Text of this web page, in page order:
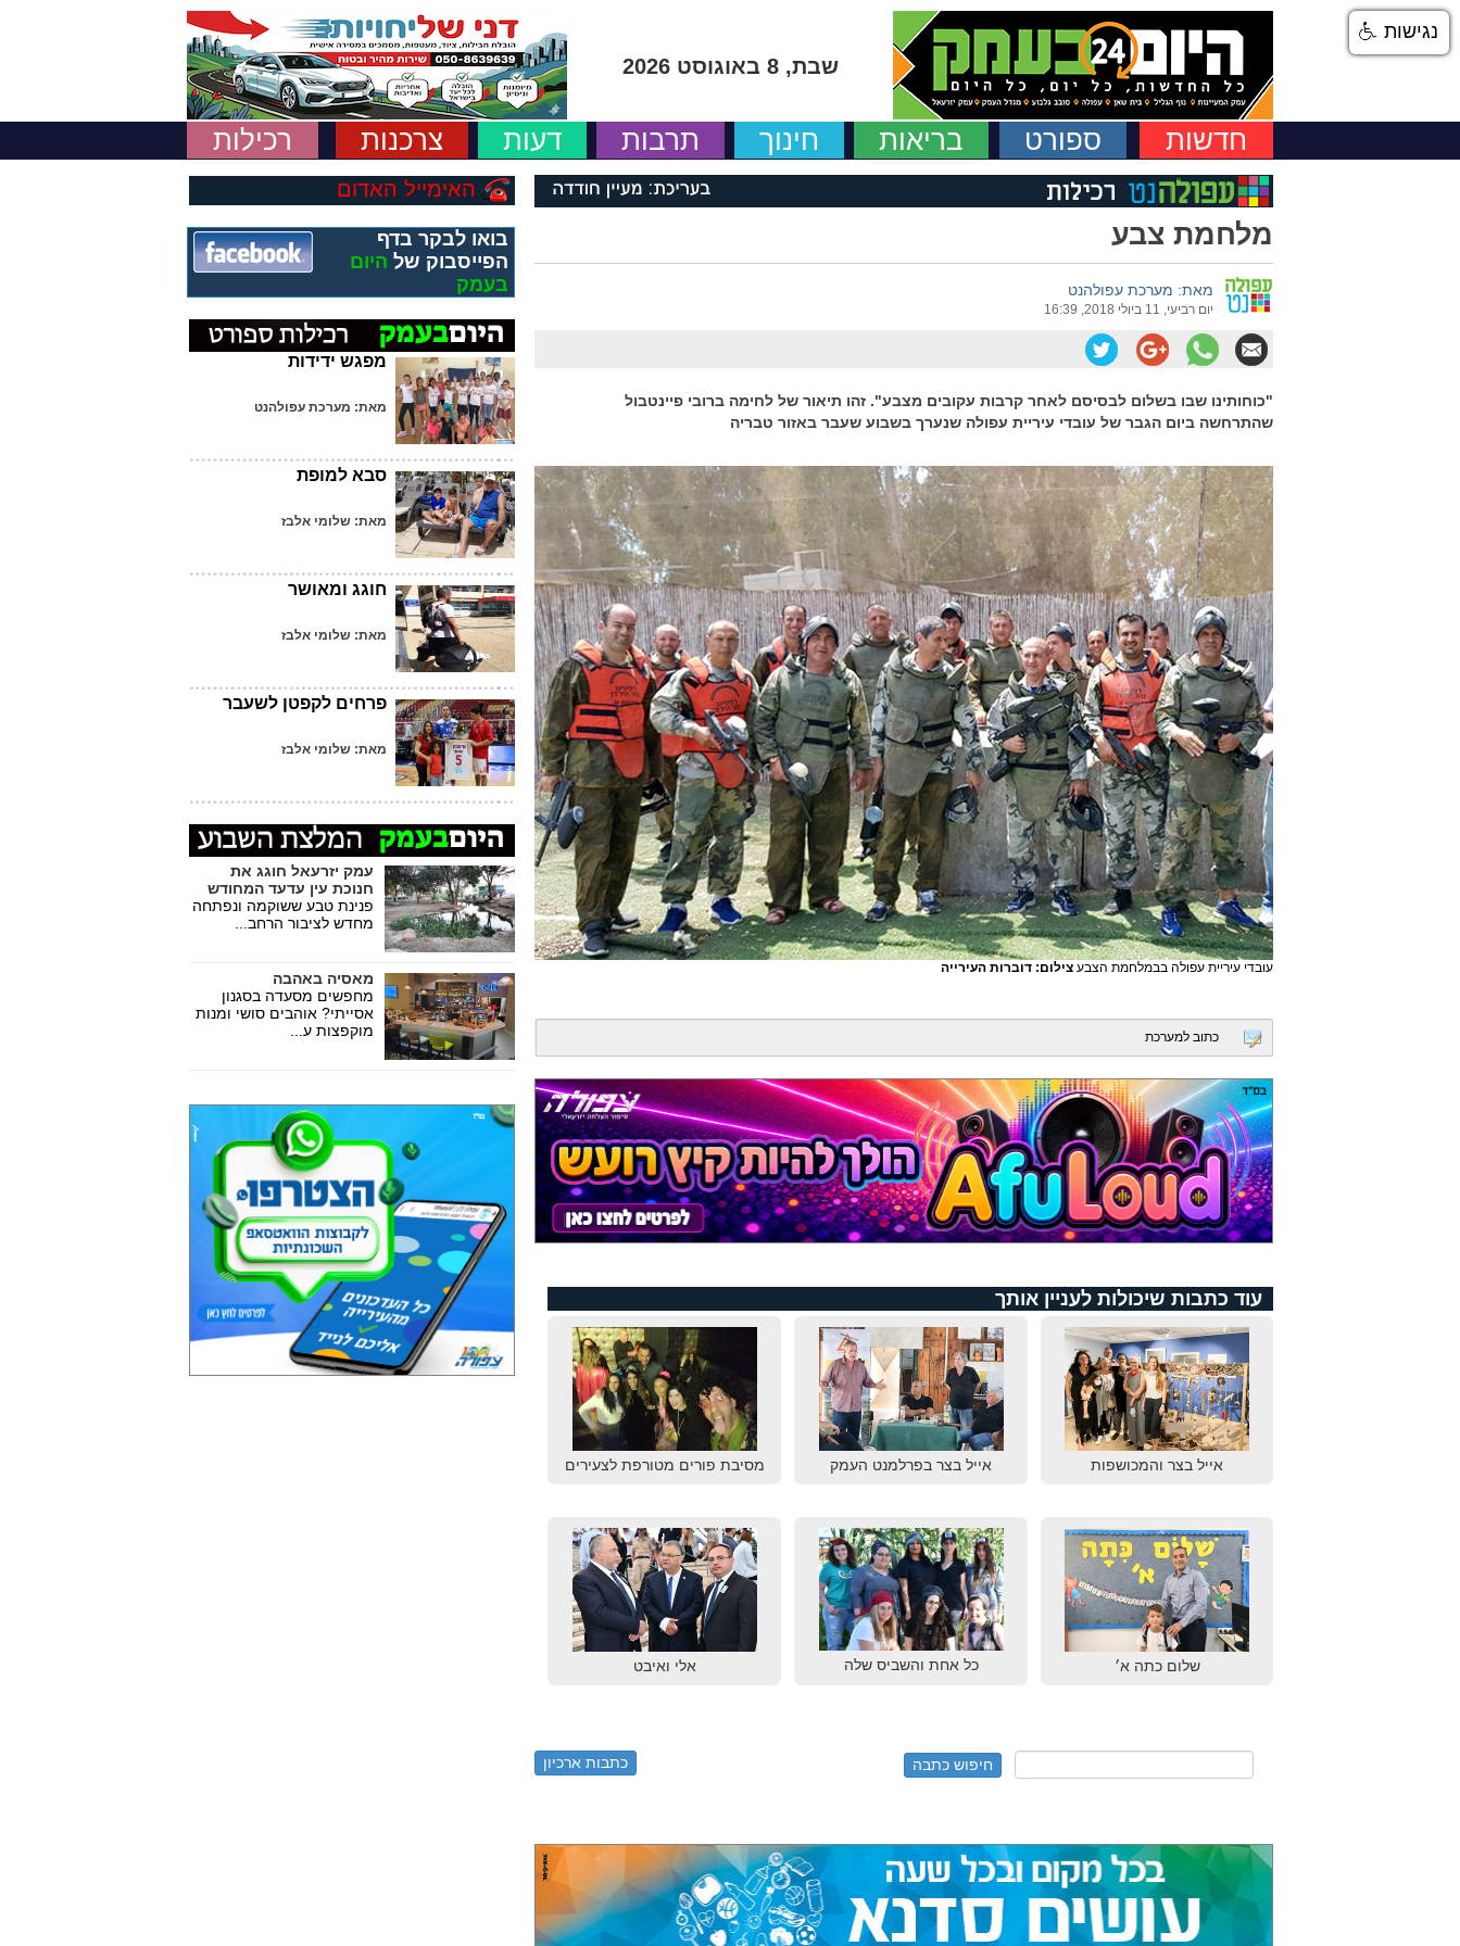
שבת, 8 באוגוסט 2026
חדשות ספורט בריאות חינוך תרבות דעות צרכנות רכילות
מלחמת צבע
מאת: מערכת עפולהנט
יום רביעי, 11 ביולי 2018, 16:39
"כוחותינו שבו בשלום לבסיסם לאחר קרבות עקובים מצבע". זהו תיאור של לחימה ברובי פיינטבול
שהתרחשה ביום הגבר של עובדי עיריית עפולה שנערך בשבוע שעבר באזור טבריה
עובדי עיריית עפולה בבמלחמת הצבע צילום: דוברות העירייה
כתוב למערכת
עוד כתבות שיכולות לעניין אותך
אייל בצר והמכושפות אייל בצר בפרלמנט העמק מסיבת פורים מטורפת לצעירים
שלום כתה א׳ כל אחת והשביס שלה אלי ואיבט
כתבות ארכיון
האימייל האדום
בואו לבקר בדף
הפייסבוק של היום
בעמק
מפגש ידידות
מאת: מערכת עפולהנט
סבא למופת
מאת: שלומי אלבז
חוגג ומאושר
מאת: שלומי אלבז
פרחים לקפטן לשעבר
מאת: שלומי אלבז
עמק יזרעאל חוגג את
חנוכת עין עדעד המחודש
פנינת טבע ששוקמה ונפתחה
מחדש לציבור הרחב...
מאסיה באהבה
מחפשים מסעדה בסגנון
אסייתי? אוהבים סושי ומנות
מוקפצות ע...
נגישות